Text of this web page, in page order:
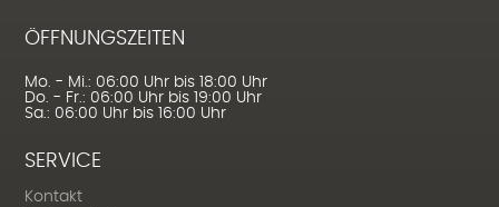
ÖFFNUNGSZEITEN
Mo. - Mi.: 06:00 Uhr bis 18:00 Uhr
Do. - Fr.: 06:00 Uhr bis 19:00 Uhr
Sa.: 06:00 Uhr bis 16:00 Uhr
SERVICE
Kontakt